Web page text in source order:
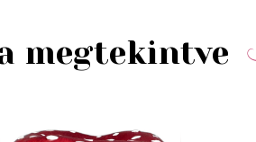
megtekintve